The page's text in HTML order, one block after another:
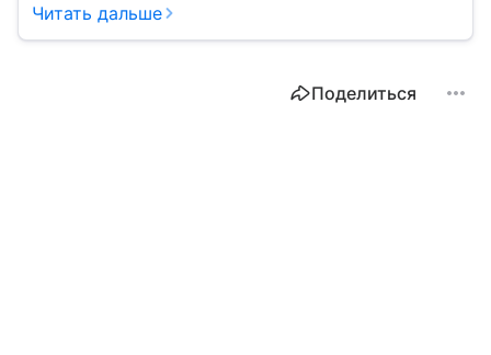
Читать дальше
Поделиться